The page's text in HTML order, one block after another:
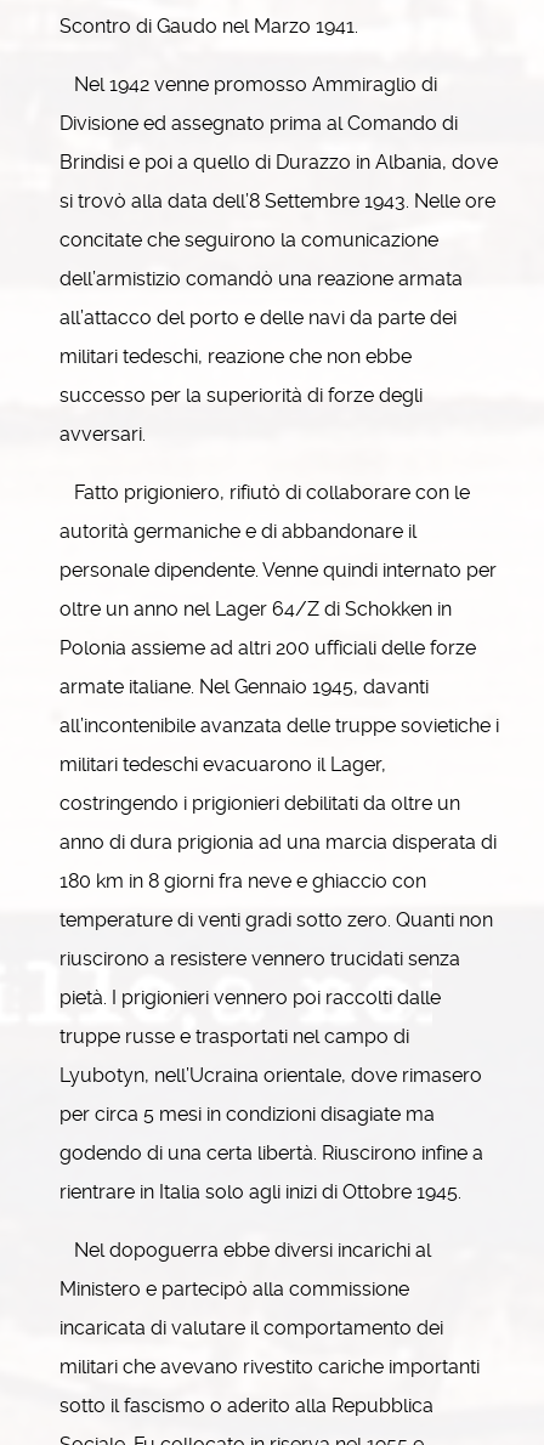
Scontro di Gaudo nel Marzo 1941.
Nel 1942 venne promosso Ammiraglio di
Divisione ed assegnato prima al Comando di
Brindisi e poi a quello di Durazzo in Albania, dove
si trovò alla data dell’8 Settembre 1943. Nelle ore
concitate che seguirono la comunicazione
dell’armistizio comandò una reazione armata
all’attacco del porto e delle navi da parte dei
militari tedeschi, reazione che non ebbe
successo per la superiorità di forze degli
avversari.
Fatto prigioniero, rifiutò di collaborare con le
autorità germaniche e di abbandonare il
personale dipendente. Venne quindi internato per
oltre un anno nel Lager 64/Z di Schokken in
Polonia assieme ad altri 200 ufficiali delle forze
armate italiane. Nel Gennaio 1945, davanti
all’incontenibile avanzata delle truppe sovietiche i
militari tedeschi evacuarono il Lager,
costringendo i prigionieri debilitati da oltre un
anno di dura prigionia ad una marcia disperata di
180 km in 8 giorni fra neve e ghiaccio con
temperature di venti gradi sotto zero. Quanti non
riuscirono a resistere vennero trucidati senza
pietà. I prigionieri vennero poi raccolti dalle
truppe russe e trasportati nel campo di
Lyubotyn, nell’Ucraina orientale, dove rimasero
per circa 5 mesi in condizioni disagiate ma
godendo di una certa libertà. Riuscirono infine a
rientrare in Italia solo agli inizi di Ottobre 1945.
Nel dopoguerra ebbe diversi incarichi al
Ministero e partecipò alla commissione
incaricata di valutare il comportamento dei
militari che avevano rivestito cariche importanti
sotto il fascismo o aderito alla Repubblica